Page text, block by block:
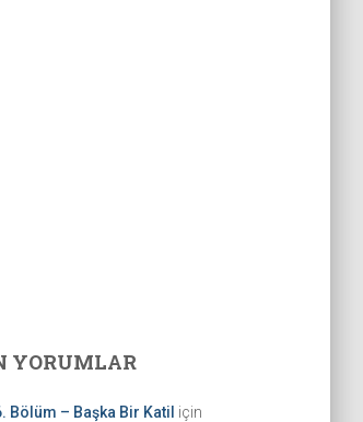
YORUMLAR
Bölüm – Başka Bir Katil için